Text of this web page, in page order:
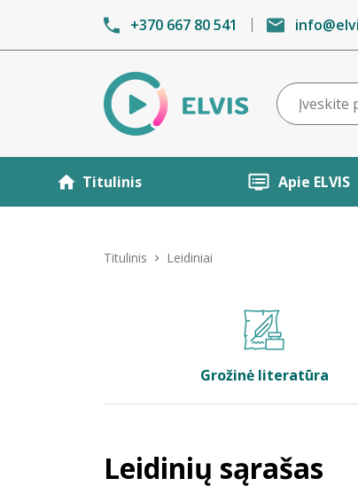
+370 667 80 541
Titulinis Apie ELVIS
Titulinis Leidiniai
Grožinė literatūra
Leidinių sąrašas